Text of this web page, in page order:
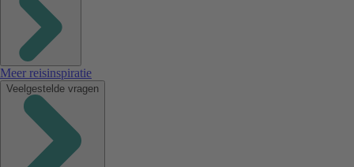
Meer reisinspiratie
Veelgestelde vragen